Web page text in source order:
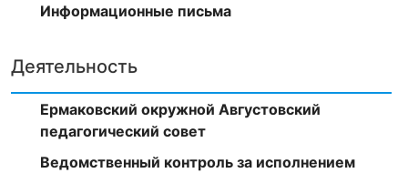
Информационные письма
Деятельность
Ермаковский окружной Августовский
педагогический совет
Ведомственный контроль за исполнением